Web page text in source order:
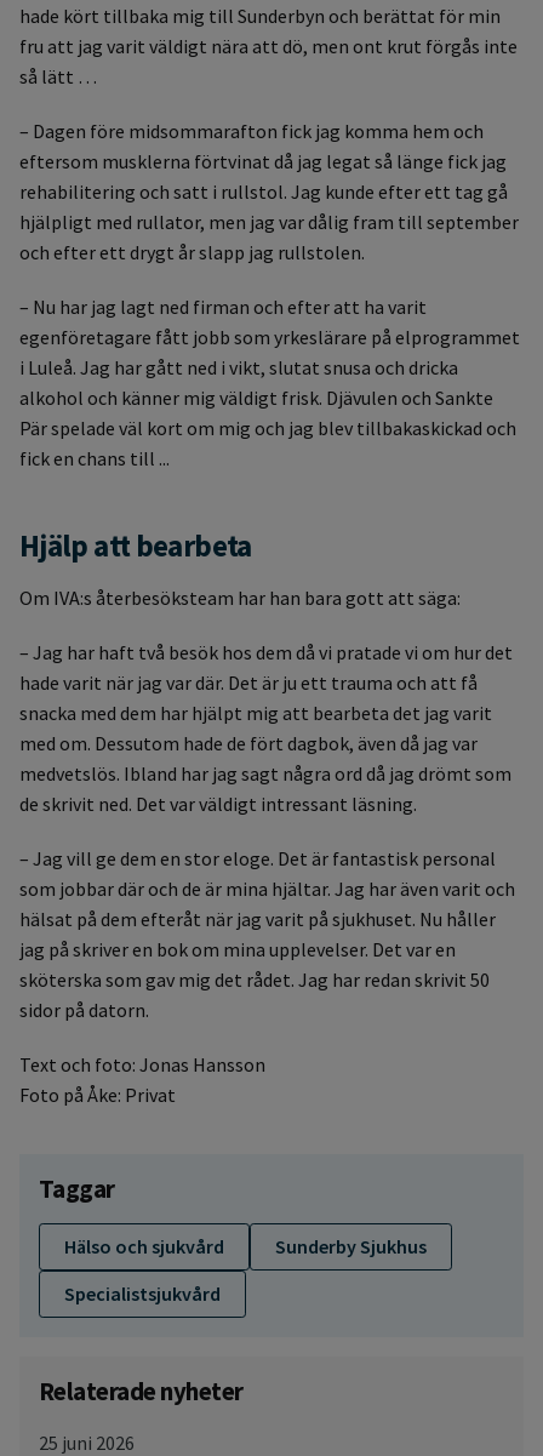
hade kört tillbaka mig till Sunderbyn och berättat för min
fru att jag varit väldigt nära att dö, men ont krut förgås inte
så lätt …
– Dagen före midsommarafton fick jag komma hem och
eftersom musklerna förtvinat då jag legat så länge fick jag
rehabilitering och satt i rullstol. Jag kunde efter ett tag gå
hjälpligt med rullator, men jag var dålig fram till september
och efter ett drygt år slapp jag rullstolen.
– Nu har jag lagt ned firman och efter att ha varit
egenföretagare fått jobb som yrkeslärare på elprogrammet
i Luleå. Jag har gått ned i vikt, slutat snusa och dricka
alkohol och känner mig väldigt frisk. Djävulen och Sankte
Pär spelade väl kort om mig och jag blev tillbakaskickad och
fick en chans till ...
Hjälp att bearbeta
Om IVA:s återbesöksteam har han bara gott att säga:
– Jag har haft två besök hos dem då vi pratade vi om hur det
hade varit när jag var där. Det är ju ett trauma och att få
snacka med dem har hjälpt mig att bearbeta det jag varit
med om. Dessutom hade de fört dagbok, även då jag var
medvetslös. Ibland har jag sagt några ord då jag drömt som
de skrivit ned. Det var väldigt intressant läsning.
– Jag vill ge dem en stor eloge. Det är fantastisk personal
som jobbar där och de är mina hjältar. Jag har även varit och
hälsat på dem efteråt när jag varit på sjukhuset. Nu håller
jag på skriver en bok om mina upplevelser. Det var en
sköterska som gav mig det rådet. Jag har redan skrivit 50
sidor på datorn.
Text och foto: Jonas Hansson
Foto på Åke: Privat
Taggar
Hälso och sjukvård
Sunderby Sjukhus
Specialistsjukvård
Relaterade nyheter
25 juni 2026